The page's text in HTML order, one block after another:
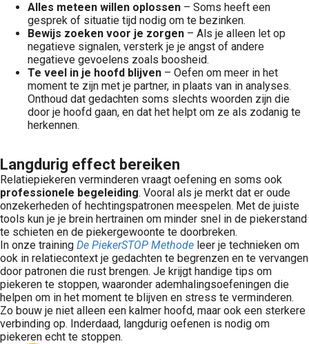
Alles meteen willen oplossen – Soms heeft een
gesprek of situatie tijd nodig om te bezinken.
Bewijs zoeken voor je zorgen – Als je alleen let op
negatieve signalen, versterk je je angst of andere
negatieve gevoelens zoals boosheid.
Te veel in je hoofd blijven – Oefen om meer in het
moment te zijn met je partner, in plaats van in analyses.
Onthoud dat gedachten soms slechts woorden zijn die
door je hoofd gaan, en dat het helpt om ze als zodanig te
herkennen.
Langdurig effect bereiken
Relatiepiekeren verminderen vraagt oefening en soms ook
professionele begeleiding. Vooral als je merkt dat er oude
onzekerheden of hechtingspatronen meespelen. Met de juiste
tools kun je je brein hertrainen om minder snel in de piekerstand
te schieten en de piekergewoonte te doorbreken.
In onze training De PiekerSTOP Methode leer je technieken om
ook in relatiecontext je gedachten te begrenzen en te vervangen
door patronen die rust brengen. Je krijgt handige tips om
piekeren te stoppen, waaronder ademhalingsoefeningen die
helpen om in het moment te blijven en stress te verminderen.
Zo bouw je niet alleen een kalmer hoofd, maar ook een sterkere
verbinding op. Inderdaad, langdurig oefenen is nodig om
piekeren echt te stoppen.